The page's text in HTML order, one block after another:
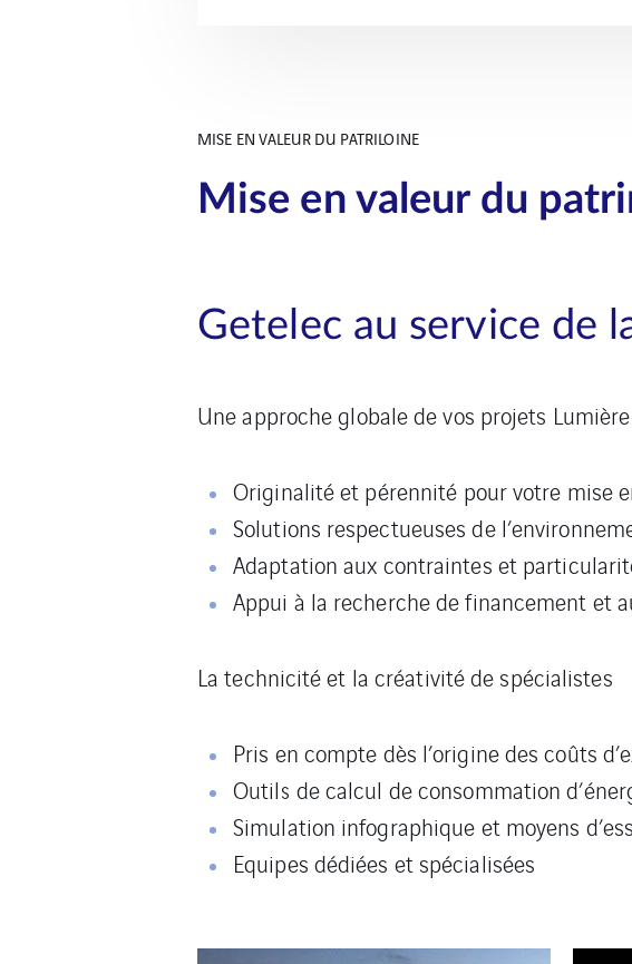
MISE EN VALEUR DU PATRILOINE
Mise en valeur du
Getelec au service de
Une approche globale de vos projets Lumière
Originalité et pérennité pour votre mise
Solutions respectueuses de
Adaptation aux contraintes et
Appui à la recherche de financement et
La technicité et la créativité de spécialistes
Pris en compte dès l’origine des coûts
Outils de calcul de consommation
Simulation infographique et moyens
Equipes dédiées et spécialisées